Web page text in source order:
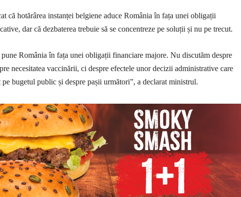
că hotărârea instanței belgiene aduce România în fața unei obligații
dar că dezbaterea trebuie să se concentreze pe soluții și nu pe trecut.
România în fața unei obligații financiare majore. Nu discutăm despre
necesitatea vaccinării, ci despre efectele unor decizii administrative care
pe bugetul public și despre pașii următori”, a declarat ministrul.